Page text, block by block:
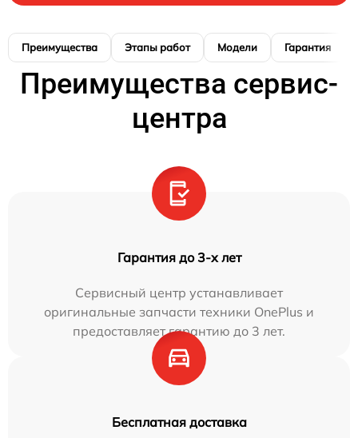
Преимущества Этапы работ Модели Гарантия
Преимущества сервис-
центра
Гарантия до 3-х лет
Сервисный центр устанавливает
оригинальные запчасти техники OnePlus и
предоставляет гарантию до 3 лет.
Бесплатная доставка